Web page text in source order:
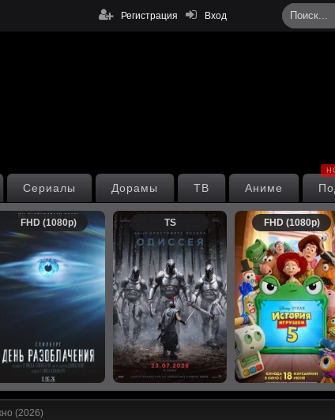
Вход
Регистрация
Аниме
ТВ
Дорамы
Сериалы
FHD (1080p) TS FHD (1080p)
(2026)